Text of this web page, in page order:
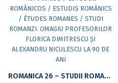
ROMANICA 26 – STUDII ROMANICE (I) – ESTUDIOS ROMÁNICOS / ESTUDOS ROMÂNICOS / ESTUDIS ROMÀNICS / ÉTUDES ROMANES / STUDI ROMANZI. OMAGIU PROFESORILOR FLORICA DIMITRESCU ŞI ALEXANDRU NICULESCU LA 90 DE ANI